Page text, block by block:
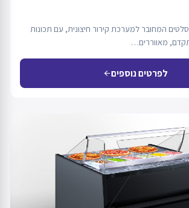
המחובר למערכת קירור חיצונית, עם תכונות
מאווררים…
לפרטים נוספיםarrow_back